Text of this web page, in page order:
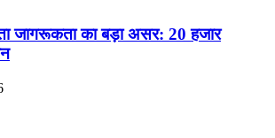
जागरूकता का बड़ा असर: 20 हजार